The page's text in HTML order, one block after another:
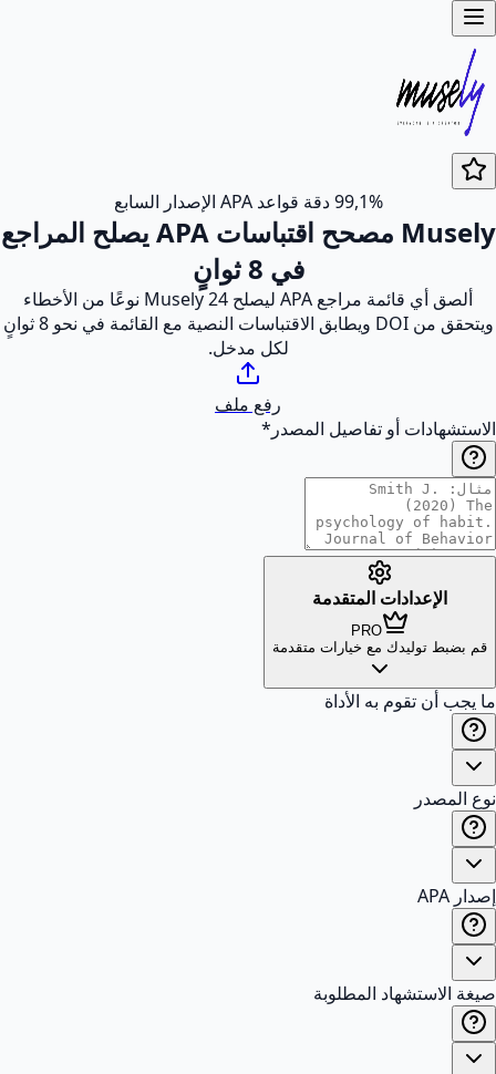
99,1% دقة قواعد APA الإصدار السابع
Musely مصحح اقتباسات APA يصلح المراجع
في 8 ثوانٍ
ألصق أي قائمة مراجع APA ليصلح Musely 24 نوعًا من الأخطاء
ويتحقق من DOI ويطابق الاقتباسات النصية مع القائمة في نحو 8 ثوانٍ
لكل مدخل.
رفع ملف
الاستشهادات أو تفاصيل المصدر *
الإعدادات المتقدمة
PRO
قم بضبط توليدك مع خيارات متقدمة
ما يجب أن تقوم به الأداة
نوع المصدر
إصدار APA
صيغة الاستشهاد المطلوبة